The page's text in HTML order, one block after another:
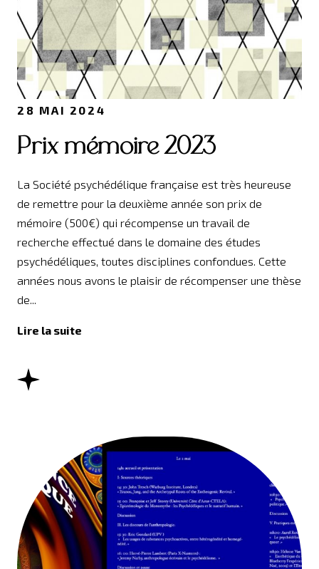
28 MAI 2024
Prix mémoire 2023
La Société psychédélique française est très heureuse
de remettre pour la deuxième année son prix de
mémoire (500€) qui récompense un travail de
recherche effectué dans le domaine des études
psychédéliques, toutes disciplines confondues. Cette
années nous avons le plaisir de récompenser une thèse
de...
Lire la suite